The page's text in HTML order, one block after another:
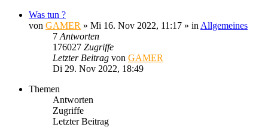
Was tun ?
von GAMER » Mi 16. Nov 2022, 11:17 » in Allgemeines
7 Antworten
176027 Zugriffe
Letzter Beitrag von GAMER
Di 29. Nov 2022, 18:49
Themen
Antworten
Zugriffe
Letzter Beitrag